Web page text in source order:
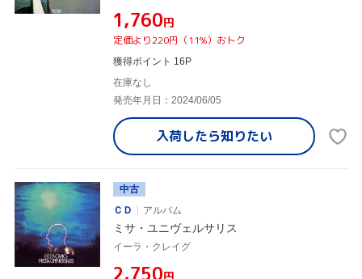
¥1,760円
定価より220円（11%）おトク
獲得ポイント 16P
在庫なし
発売年月日：2024/06/05
入荷したら知りたい
中古
ＣＤ
アルバム
ミサ・ユニヴェルサリス
イーラ・クレイグ
¥2,750